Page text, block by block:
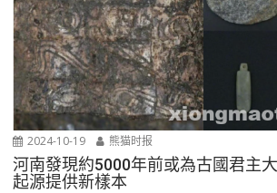
2024-10-19 熊猫时报
河南發現約5000年前或為古國君主
起源提供新樣本